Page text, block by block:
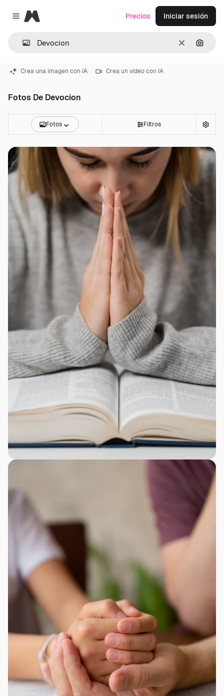
Close menu
Magnific
Borrar
Precios Iniciar sesión
Crea una imagen con IA Crea un vídeo con IA
Fotos De Devocion
Fotos Filtros